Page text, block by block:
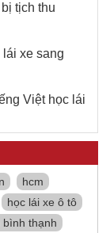
tịch thu
xe sang
Việt học lái
hcm
học lái xe ô tô
bình thạnh